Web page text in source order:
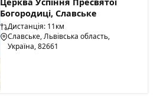
Церква Успіння Пресвятої
Богородиці, Славське
Дистанція: 11км
Славське, Львівська область,
Україна, 82661